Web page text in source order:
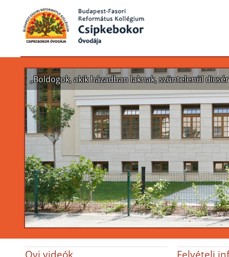
„Boldogok, akik házadban laknak, szüntelenül
Ovi videók Felvételi